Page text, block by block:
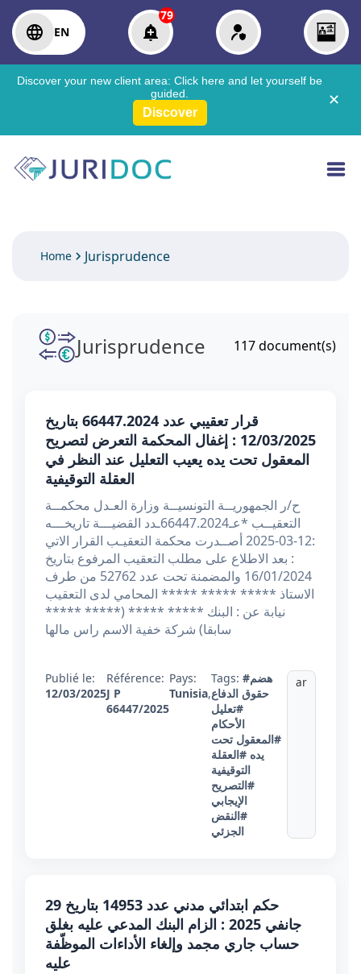
EN
79
Discover your new client area: Click here and let yourself be
guided.
Discover
✕
Home Jurisprudence
Jurisprudence 117document(s)
قرار تعقيبي عدد 66447.2024 بتاريخ
12/03/2025 : إغفال المحكمة التعرض لتصريح
المعقول تحت يده يعيب التعليل عند النظر في
العقلة التوقيفية
ح/ر الجمهوريــة التونسيــة وزارة العـدل محكمــة
التعقيــب *عـ66447.2024ـدد القضيـــة تاريخـــه
:12-03-2025 أصــدرت محكمة التعقيـب القرار الاتي
: بعد الاطلاع على مطلب التعقيب المرفوع بتاريخ
16/01/2024 والمضمنة تحت عدد 52762 من طرف
الاستاذ ***** ***** ***** المحامي لدى التعقيب
نيابة عن : البنك ***** ***** (***** *****
سابقا) شركة خفية الاسم راس مالها
Publié le:
12/03/2025
Référence:
J P
66447/2025
Pays:
Tunisia,
Tags: #هضم
حقوق الدفاع
#تعليل
الأحكام
#المعقول تحت
يده #العقلة
التوقيفية
#التصريح
الإيجابي
#النقض
الجزئي
ar
حكم ابتدائي مدني عدد 14953 بتاريخ 29
جانفي 2025 : الزام البنك المدعي عليه بغلق
حساب جاري مجمد وإلغاء الأداءات الموظّفة
عليه